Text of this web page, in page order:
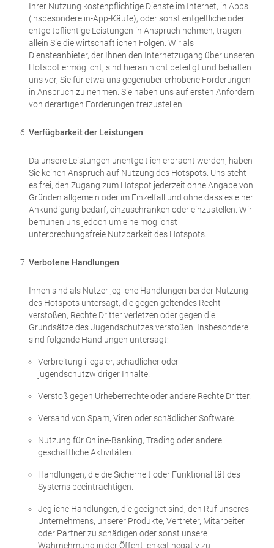
Ihrer Nutzung kostenpflichtige Dienste im Internet, in Apps
(insbesondere in-App-Käufe), oder sonst entgeltliche oder
entgeltpflichtige Leistungen in Anspruch nehmen, tragen
allein Sie die wirtschaftlichen Folgen. Wir als
Diensteanbieter, der Ihnen den Internetzugang über unseren
Hotspot ermöglicht, sind hieran nicht beteiligt und behalten
uns vor, Sie für etwa uns gegenüber erhobene Forderungen
in Anspruch zu nehmen. Sie haben uns auf ersten Anfordern
von derartigen Forderungen freizustellen.
Verfügbarkeit der Leistungen
Da unsere Leistungen unentgeltlich erbracht werden, haben
Sie keinen Anspruch auf Nutzung des Hotspots. Uns steht
es frei, den Zugang zum Hotspot jederzeit ohne Angabe von
Gründen allgemein oder im Einzelfall und ohne dass es einer
Ankündigung bedarf, einzuschränken oder einzustellen. Wir
bemühen uns jedoch um eine möglichst
unterbrechungsfreie Nutzbarkeit des Hotspots.
Verbotene Handlungen
Ihnen sind als Nutzer jegliche Handlungen bei der Nutzung
des Hotspots untersagt, die gegen geltendes Recht
verstoßen, Rechte Dritter verletzen oder gegen die
Grundsätze des Jugendschutzes verstoßen. Insbesondere
sind folgende Handlungen untersagt:
Verbreitung illegaler, schädlicher oder
jugendschutzwidriger Inhalte.
Verstoß gegen Urheberrechte oder andere Rechte Dritter.
Versand von Spam, Viren oder schädlicher Software.
Nutzung für Online-Banking, Trading oder andere
geschäftliche Aktivitäten.
Handlungen, die die Sicherheit oder Funktionalität des
Systems beeinträchtigen.
Jegliche Handlungen, die geeignet sind, den Ruf unseres
Unternehmens, unserer Produkte, Vertreter, Mitarbeiter
oder Partner zu schädigen oder sonst unsere
Wahrnehmung in der Öffentlichkeit negativ zu